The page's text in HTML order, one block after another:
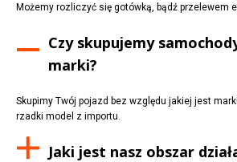
Możemy rozliczyć się gotówką, bądź przelewem
Czy skupujemy
marki?
Skupimy Twój pojazd bez względu jakiej jest
rzadki model z importu.
Jaki jest nasz obszar